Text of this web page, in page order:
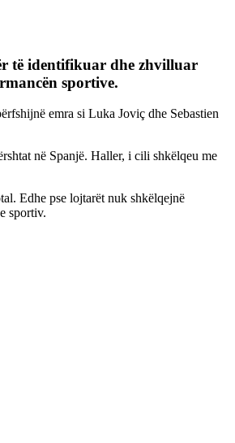
të identifikuar dhe zhvilluar
sportive.
emra si Luka Joviç dhe Sebastien
në Spanjë. Haller, i cili shkëlqeu me
Edhe pse lojtarët nuk shkëlqejnë
sportiv.